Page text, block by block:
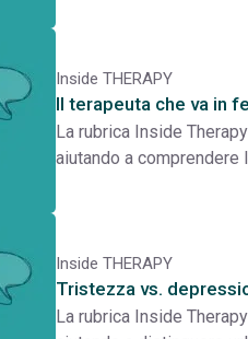
Inside THERAPY
Il terapeuta che va in
La rubrica Inside
aiutando a
Inside THERAPY
Tristezza vs.
La rubrica Inside